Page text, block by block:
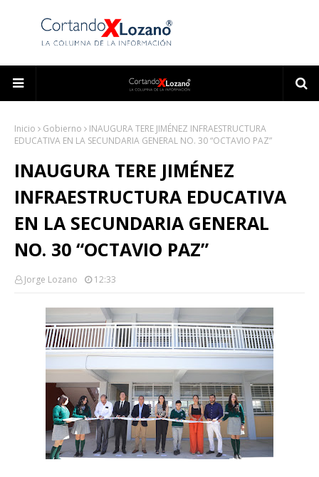
Inicio Gobierno
INAUGURA TERE JIMÉNEZ INFRAESTRUCTURA
EDUCATIVA EN LA SECUNDARIA GENERAL NO. 30 “OCTAVIO PAZ”
INAUGURA TERE JIMÉNEZ
INFRAESTRUCTURA EDUCATIVA
EN LA SECUNDARIA GENERAL
NO. 30 “OCTAVIO PAZ”
Jorge Lozano 12:33